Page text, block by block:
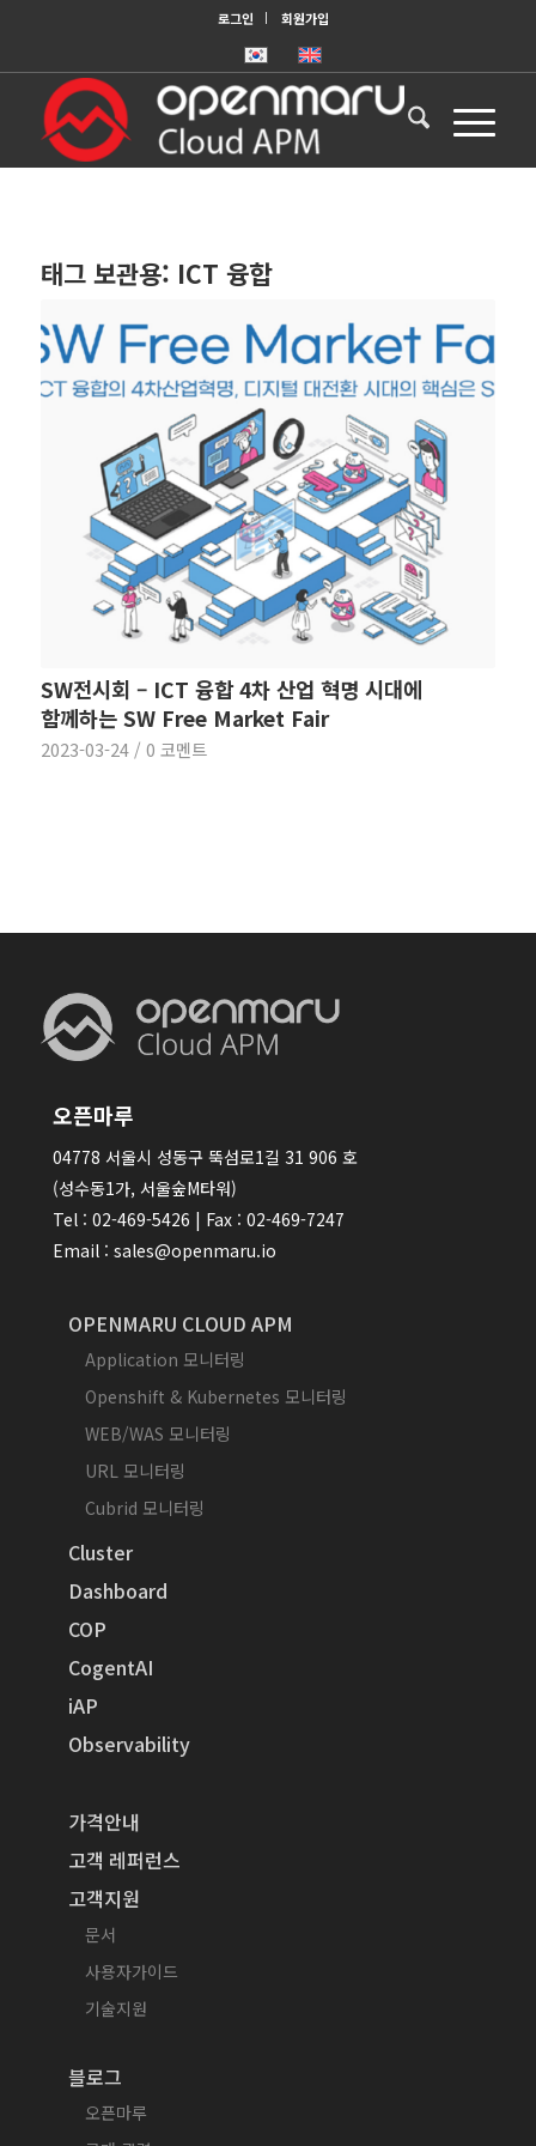
로그인 회원가입
태그 보관용: ICT 융합
SW전시회 – ICT 융합 4차 산업 혁명 시대에
함께하는 SW Free Market Fair
2023-03-24 / 0 코멘트
오픈마루
04778 서울시 성동구 뚝섬로1길 31 906 호
(성수동1가, 서울숲M타워)
Tel : 02-469-5426 | Fax : 02-469-7247
Email : sales@openmaru.io
OPENMARU CLOUD APM
Application 모니터링
Openshift & Kubernetes 모니터링
WEB/WAS 모니터링
URL 모니터링
Cubrid 모니터링
Cluster
Dashboard
COP
CogentAI
iAP
Observability
가격안내
고객 레퍼런스
고객지원
문서
사용자가이드
기술지원
블로그
오픈마루